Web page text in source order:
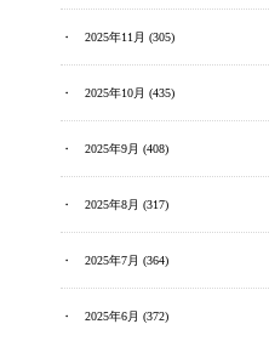
2025年11月 (305)
2025年10月 (435)
2025年9月 (408)
2025年8月 (317)
2025年7月 (364)
2025年6月 (372)